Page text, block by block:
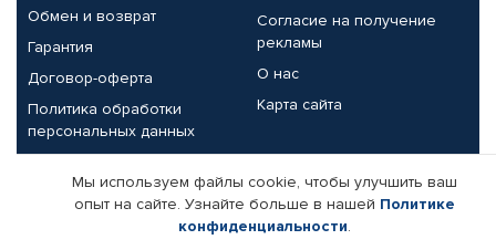
Обмен и возврат
Гарантия
Договор-оферта
Политика обработки
персональных данных
Согласие на получение
рекламы
О нас
Карта сайта
Партнерам
Корпоративным клиентам
Реквизиты компании
Мы используем файлы cookie, чтобы улучшить ваш
опыт на сайте. Узнайте больше в нашей Политике
конфиденциальности.